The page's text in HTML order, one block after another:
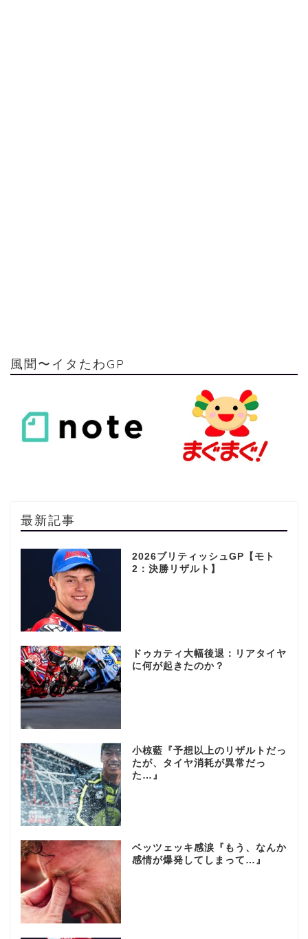
風聞〜イタたわGP
最新記事
2026ブリティッシュGP【モト
2：決勝リザルト】
ドゥカティ大幅後退：リアタイヤ
に何が起きたのか？
小椋藍『予想以上のリザルトだっ
たが、タイヤ消耗が異常だっ
た…』
ベッツェッキ感涙『もう、なんか
感情が爆発してしまって…』